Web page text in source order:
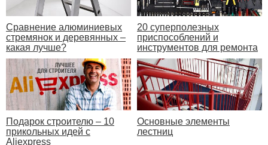
Сравнение алюминиевых
стремянок и деревянных –
какая лучше?
20 суперполезных
приспособлений и
инструментов для ремонта
Подарок строителю – 10
прикольных идей с
Aliexpress
Основные элементы
лестниц